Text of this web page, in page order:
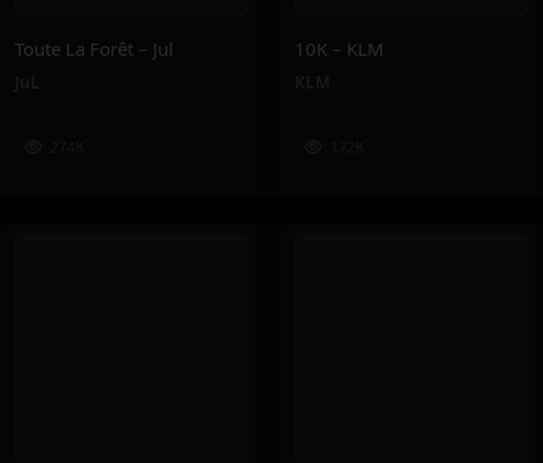
Toute La Forêt – Jul 10K – KLM